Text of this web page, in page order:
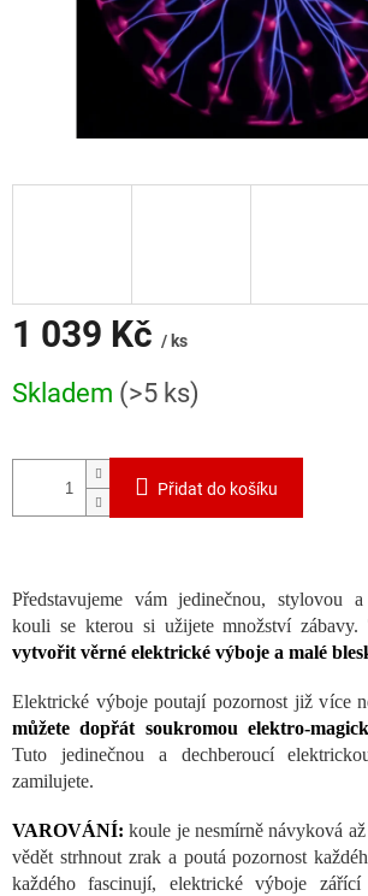
1 039 Kč / ks
cena:
Skladem (>5 ks)
Přidat do košíku
Představujeme vám jedinečnou, stylovou
kouli se kterou si užijete množství zábavy.
vytvořit věrné elektrické výboje a malé
Elektrické výboje poutají pozornost již více
můžete dopřát soukromou elektro-
Tuto jedinečnou a dechberoucí
zamilujete.
VAROVÁNÍ: koule je nesmírně návyková
vědět strhnout zrak a poutá pozornost
každého fascinují, elektrické výboje